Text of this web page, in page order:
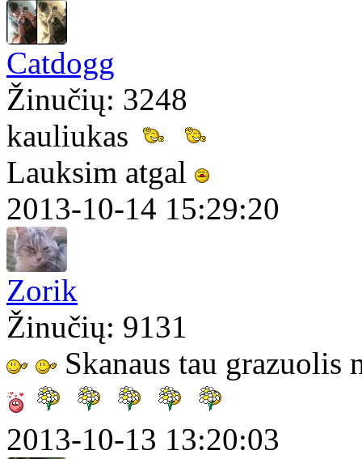
Catdogg
Žinučių: 3248
kauliukas
Lauksim atgal
2013-10-14 15:29:20
Zorik
Žinučių: 9131
Skanaus tau
2013-10-13 13:20:03